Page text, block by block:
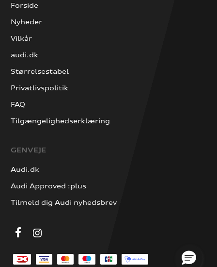
Forside
Nyheder
Vilkår
audi.dk
Størrelsestabel
Privatlivspolitik
FAQ
Tilgængelighedserklæring
GENVEJE
Audi.dk
Audi Approved :plus
Tilmeld dig Audi nyhedsbrev